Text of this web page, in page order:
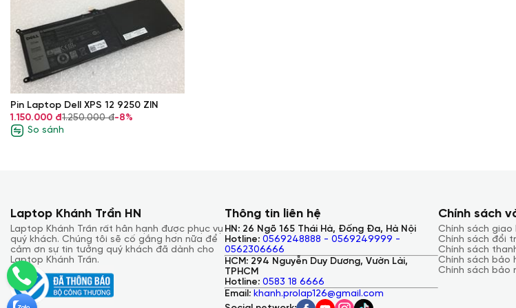
Pin Laptop Dell XPS 12 9250 ZIN
1.150.000 đ1.250.000 đ-8%
So sánh
Laptop Khánh Trần HN
Laptop Khánh Trần rất hân hạnh được phục vụ
quý khách. Chúng tôi sẽ cố gắng hơn nữa để
cảm ơn sự tin tưởng quý khách đã dành cho
Laptop Khánh Trần.
Thông tin liên hệ
HN: 26 Ngõ 165 Thái Hà, Đống Đa, Hà Nội
Hotline: 0569248888 - 0569249999 -
0562306666
HCM: 294 Nguyễn Duy Dương, Vườn Lài,
TPHCM
Hotline: 0583 18 6666
Email: khanh.prolap126@gmail.com
Chính sách
Chính sách giao
Chính sách đổi
Chính sách
Chính sách bảo
Chính sách bảo